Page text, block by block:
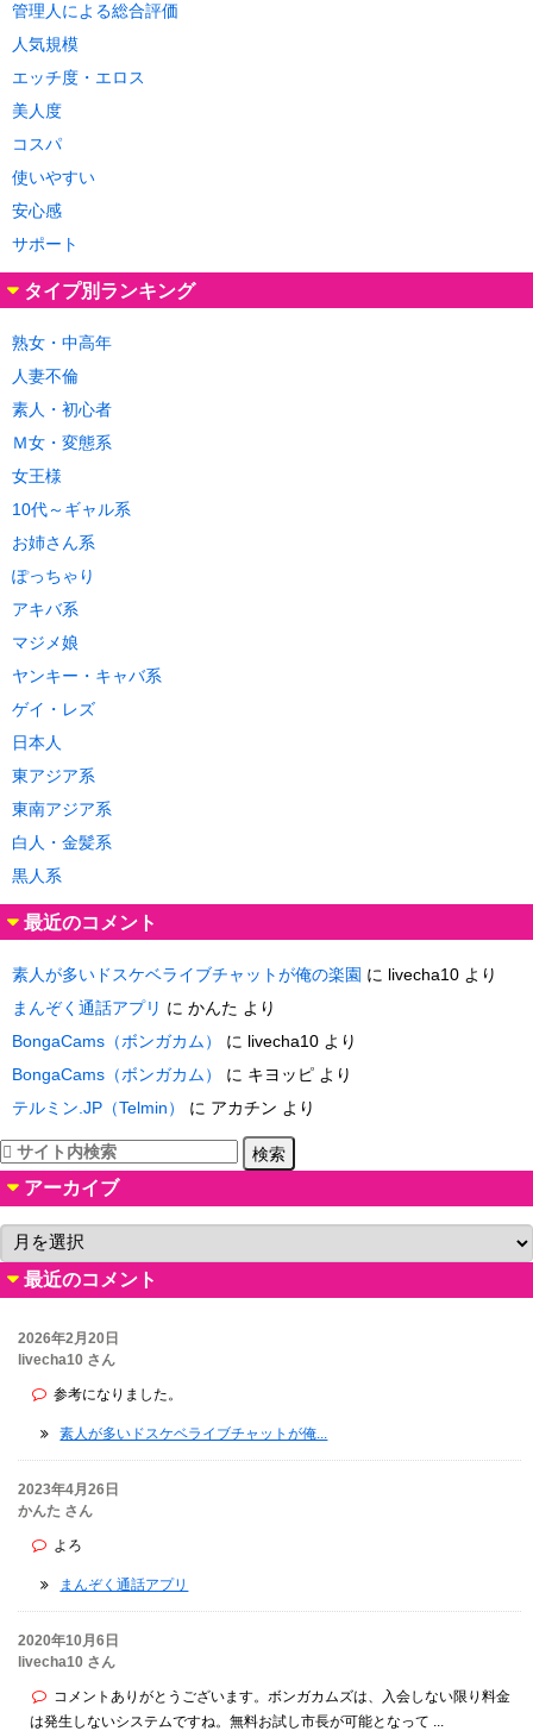
管理人による総合評価
人気規模
エッチ度・エロス
美人度
コスパ
使いやすい
安心感
サポート
タイプ別ランキング
熟女・中高年
人妻不倫
素人・初心者
Ｍ女・変態系
女王様
10代～ギャル系
お姉さん系
ぽっちゃり
アキバ系
マジメ娘
ヤンキー・キャバ系
ゲイ・レズ
日本人
東アジア系
東南アジア系
白人・金髪系
黒人系
最近のコメント
素人が多いドスケベライブチャットが俺の楽園 に livecha10 より
まんぞく通話アプリ に かんた より
BongaCams（ボンガカム）
に livecha10 より
BongaCams（ボンガカム）
に キヨッピ より
テルミン.JP（Telmin）
に アカチン より
アーカイブ
ー
カ 最近のコメント
2026年2月20日
livecha10 さん
参考になりました。
素人が多いドスケベライブチャットが俺...
2023年4月26日
かんた さん
よろ
まんぞく通話アプリ
2020年10月6日
livecha10 さん
コメントありがとうございます。ボンガカムズは、入会しない限り料金
は発生しないシステムですね。無料お試し市長が可能となって ...